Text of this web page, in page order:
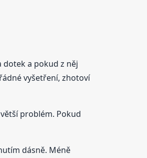
dotek a pokud z něj
vyšetření, zhotoví
problém. Pokud
dásně. Méně